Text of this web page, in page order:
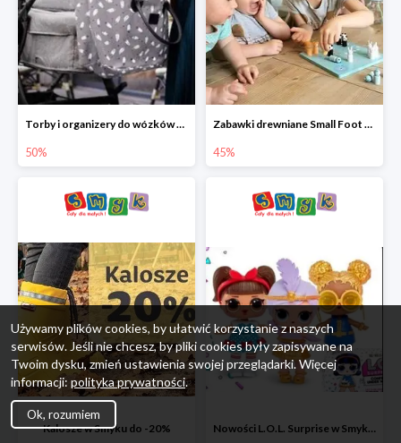
Torby i organizery do wózków w Smyku do -50%
50%
Zabawki drewniane Small Foot do -45%
45%
Kalosze w Smyku do -20% Nowości L.O.L. Surprise w Smyku do -45%
Używamy plików cookies, by ułatwić korzystanie z naszych
serwisów. Jeśli nie chcesz, by pliki cookies były zapisywane na
Twoim dysku, zmień ustawienia swojej przeglądarki. Więcej
informacji: polityka prywatności.
Ok, rozumiem